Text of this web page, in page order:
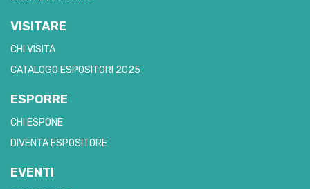
VISITARE
CHI VISITA
CATALOGO ESPOSITORI 2025
ESPORRE
CHI ESPONE
DIVENTA ESPOSITORE
EVENTI